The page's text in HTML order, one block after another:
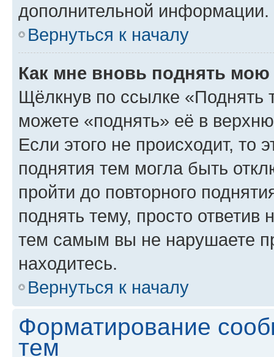
дополнительной информации.
Вернуться к началу
Как мне вновь поднять мою
Щёлкнув по ссылке «Поднять
можете «поднять» её в
Если этого не происходит, то
поднятия тем могла быть
пройти до повторного
поднять тему, просто ответив
тем самым вы не нарушаете
находитесь.
Вернуться к началу
Форматирование
тем